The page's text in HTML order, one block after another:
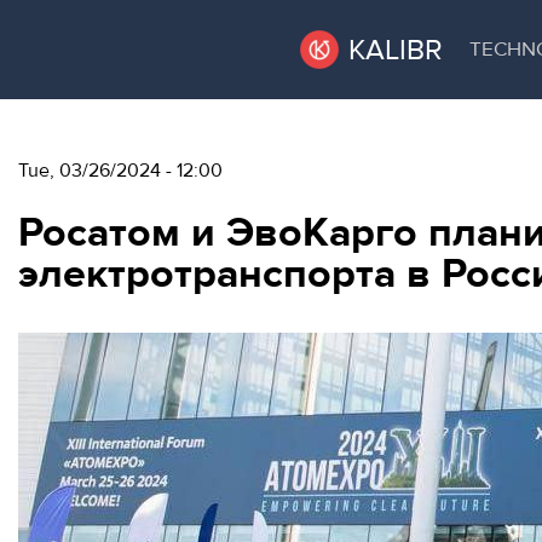
VACANT AREAS
TECHNOPARK
CONFERENCE HALLS
NEWS
EVENTS
ABOUT KALIBR
KALIBR
VACANT
ТЕХНОПАРК
КОНФЕРЕНЦ-
ЗАЛЫ
НОВОСТИ
О
КАЛИБРЕ
МЕРОПРИЯТИЯ
Tue, 03/26/2024 - 12:00
Росатом и ЭвоКарго
электротранспорта в